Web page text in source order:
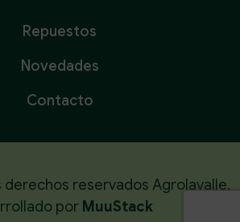
Repuestos
Novedades
Contacto
derechos reservados Agrolavalle.
por MuuStack